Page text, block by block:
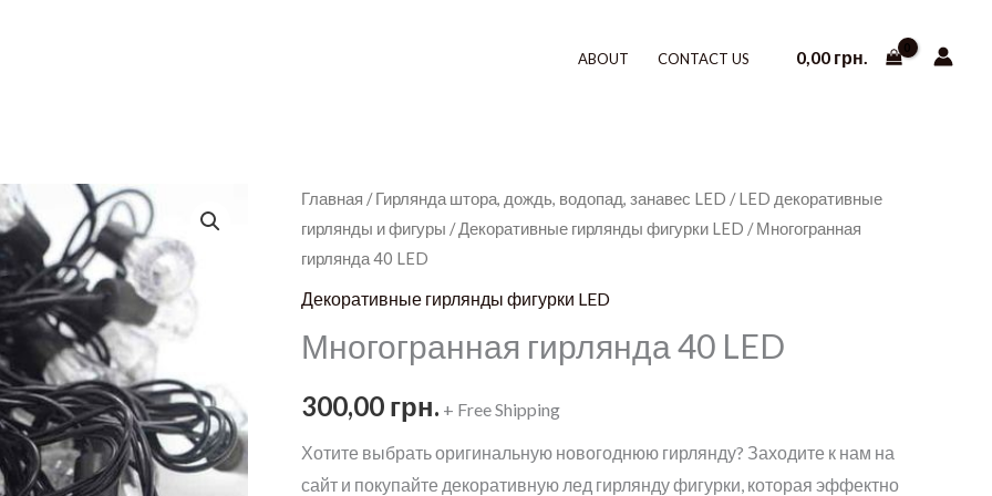
ABOUT CONTACT US 0,00 грн.
Главная /Гирлянда штора, дождь, водопад, занавес LED /LED декоративные
гирлянды и фигуры /Декоративные гирлянды фигурки LED / Многогранная
гирлянда 40 LED
Декоративные гирлянды фигурки LED
Многогранная гирлянда 40 LED
300,00 грн. + Free Shipping
Хотите выбрать оригинальную новогоднюю гирлянду? Заходите к нам на
сайт и покупайте декоративную лед гирлянду фигурки, которая эффектно